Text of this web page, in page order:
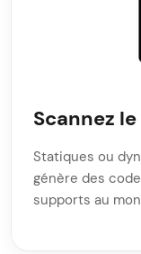
Scannez le
Statiques ou
génère des
supports au